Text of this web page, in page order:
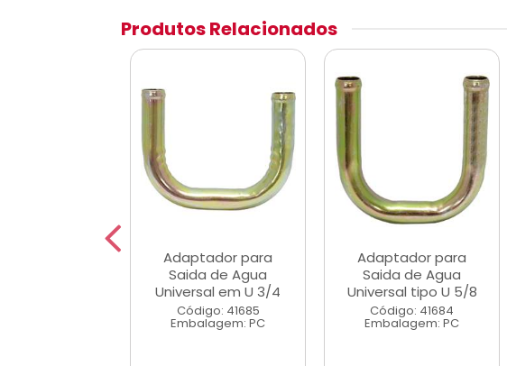
Produtos Relacionados
Adaptador para
Saida de Agua
Universal em U 3/4
Código: 41685
Embalagem: PC
Adaptador para
Saida de Agua
Universal tipo U 5/8
Código: 41684
Embalagem: PC